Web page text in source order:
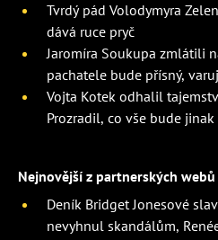
Tvrdý pád Volodymyra
dává ruce pryč
Jaromíra Soukupa zmlátili
pachatele bude přísný,
Vojta Kotek odhalil
Prozradil, co vše bude jinak
Nejnovější z partnerských webů
Deník Bridget Jonesové
nevyhnul skandálům,